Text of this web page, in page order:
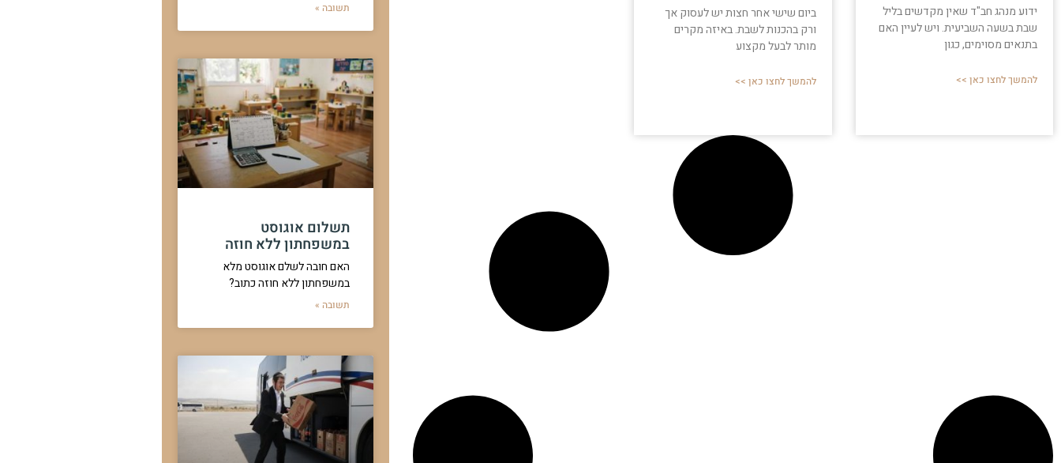
ידוע מנהג חב"ד שאין מקדשים בליל
שבת בשעה השביעית. ויש לעיין האם
בתנאים מסוימים, כגון
להמשך לחצו כאן >>
ביום שישי אחר חצות יש לעסוק אך
ורק בהכנות לשבת. באיזה מקרים
מותר לבעל מקצוע
להמשך לחצו כאן >>
תשובה »
תשלום אוגוסט
במשפחתון ללא חוזה
האם חובה לשלם אוגוסט מלא
במשפחתון ללא חוזה כתוב?
תשובה »